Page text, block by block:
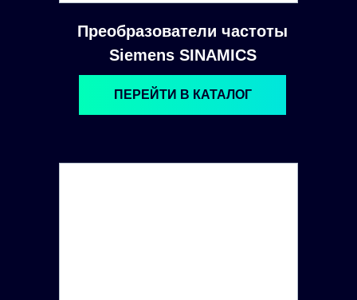
Преобразователи частоты
Siemens SINAMICS
ПЕРЕЙТИ В КАТАЛОГ